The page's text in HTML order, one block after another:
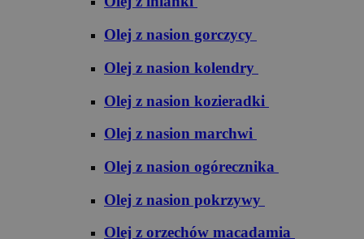
Olej z nasion gorczycy
Olej z nasion kolendry
Olej z nasion kozieradki
Olej z nasion marchwi
Olej z nasion ogórecznika
Olej z nasion pokrzywy
Olej z orzechów macadamia